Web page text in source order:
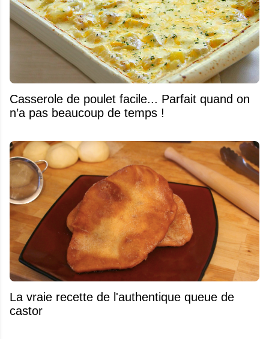
Casserole de poulet facile... Parfait quand on
n’a pas beaucoup de temps !
La vraie recette de l'authentique queue de
castor